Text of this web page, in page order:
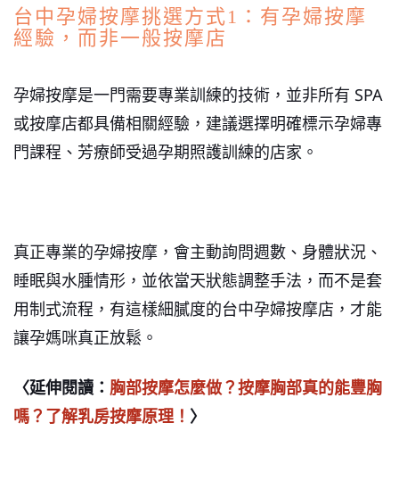
台中孕婦按摩挑選方式1：有孕婦按摩
經驗，而非一般按摩店
孕婦按摩是一門需要專業訓練的技術，並非所有 SPA
或按摩店都具備相關經驗，建議選擇明確標示孕婦專
門課程、芳療師受過孕期照護訓練的店家。
真正專業的孕婦按摩，會主動詢問週數、身體狀況、
睡眠與水腫情形，並依當天狀態調整手法，而不是套
用制式流程，有這樣細膩度的台中孕婦按摩店，才能
讓孕媽咪真正放鬆。
〈延伸閱讀： 胸部按摩怎麼做？按摩胸部真的能豐胸
嗎？了解乳房按摩原理！ 〉